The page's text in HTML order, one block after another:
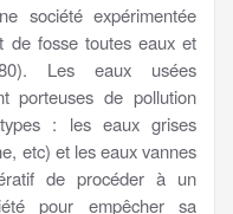
société expérimentée
de fosse toutes eaux et
Les eaux usées
porteuses de pollution
: les eaux grises
etc) et les eaux vannes
de procéder à un
pour empêcher sa